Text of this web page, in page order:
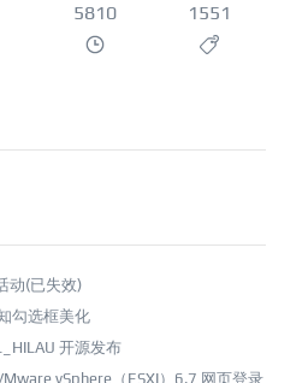
5810 1551
动(已失效)
勾选框美化
开源发布
vSphere（ESXI）6.7 网页登录